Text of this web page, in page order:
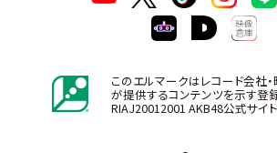
このエルマークはレコード会社
が提供するコンテンツを示す登
RIAJ20012001 AKB48公式サイト